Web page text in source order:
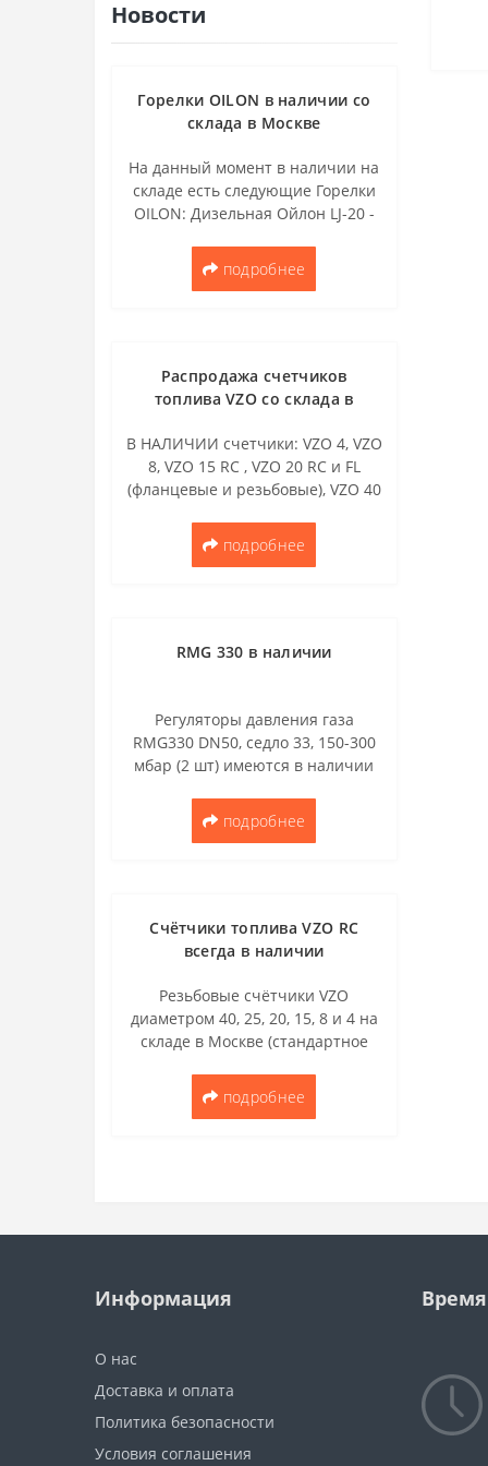
Электрокотлы и электротэны
(7)
PIETRO FIORENTINI (2)
Новости
Горелки OILON в наличии со
склада в Москве
На данный момент в наличии на
складе есть следующие Горелки
OILON: Дизельная Ойлон LJ-20 -
подробнее
Распродажа счетчиков
топлива VZO со склада в
В НАЛИЧИИ счетчики: VZO 4, VZO
8, VZO 15 RC , VZO 20 RC и FL
(фланцевые и резьбовые), VZO 40
топлива VZO со склада в Москве !
От 10 до 15 % от цен указанных
подробнее
RMG 330 в наличии
Регуляторы давления газа
RMG330 DN50, седло 33, 150-300
мбар (2 шт) имеются в наличии
за штуку. Оплата производится в
рублях по курсу ЦБ в день
подробнее
Счётчики топлива VZO RC
всегда в наличии
Резьбовые счётчики VZO
диаметром 40, 25, 20, 15, 8 и 4 на
складе в Москве (стандартное
выхода)..
подробнее
Информация
О нас
Доставка и оплата
Политика безопасности
Условия соглашения